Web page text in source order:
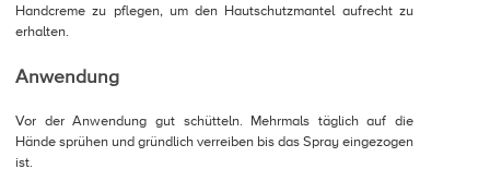
Handcreme zu pflegen, um den Hautschutzmantel aufrecht zu
erhalten.
Anwendung
Vor der Anwendung gut schütteln. Mehrmals täglich auf die
Hände sprühen und gründlich verreiben bis das Spray eingezogen
ist.